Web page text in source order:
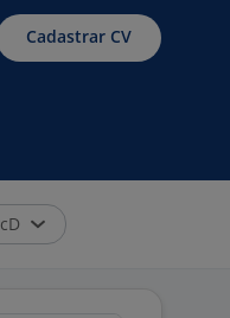
Cadastrar CV